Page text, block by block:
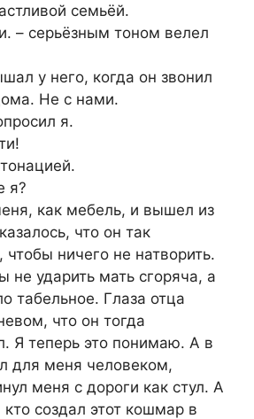
семьёй.
– серьёзным тоном велел
у него, когда он звонил
Не с нами.
я.
я?
как мебель, и вышел из
что он так
чтобы ничего не натворить.
не ударить мать сгоряча, а
табельное. Глаза отца
что он тогда
Я теперь это понимаю. А в
для меня человеком,
меня с дороги как стул. А
кто создал этот кошмар в